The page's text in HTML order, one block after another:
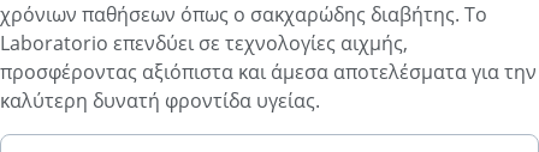
χρόνιων παθήσεων όπως ο σακχαρώδης διαβήτης. Το
Laboratorio επενδύει σε τεχνολογίες αιχμής,
προσφέροντας αξιόπιστα και άμεσα αποτελέσματα για την
καλύτερη δυνατή φροντίδα υγείας.